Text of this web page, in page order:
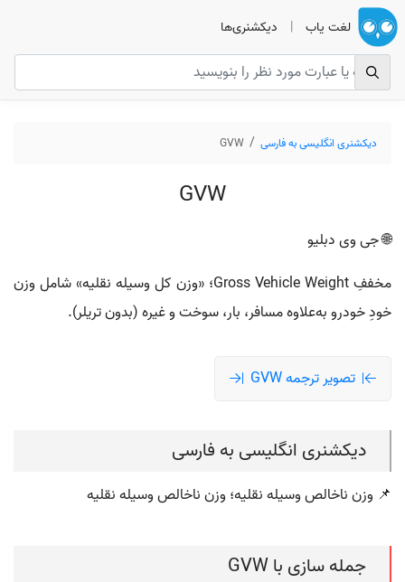
لغت یاب | دیکشنری‌ها
دیکشنری انگلیسی به فارسی GVW
GVW
🌐 جی وی دبلیو
مخففِ Gross Vehicle Weight؛ «وزن کل وسیله نقلیه» شامل وزن
خودِ خودرو به‌علاوه مسافر، بار، سوخت و غیره (بدون تریلر).
تصویر ترجمه GVW
دیکشنری انگلیسی به فارسی
📌 وزن ناخالص وسیله نقلیه؛ وزن ناخالص وسیله نقلیه
جمله سازی با GVW